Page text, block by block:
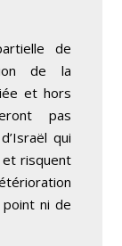
de
de la
et hors
pas
qui
risquent
ni de